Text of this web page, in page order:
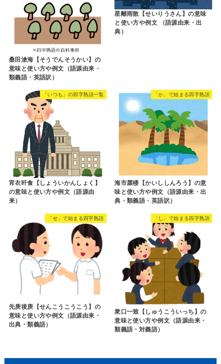
桑田滄海【そうでんそうかい】の
意味と使い方や例文（語源由来・
類義語・英語訳）
星離雨散【せいりうさん】の意味
と使い方や例文 （語源由来・出
典）
「いつも」の四字熟語一覧
宵衣旰食【しょういかんしょく】
の意味と使い方や例文（語源由
来）
「か」で始まる四字熟語
海市蜃楼【かいししんろう】の意
味と使い方や例文（語源由来・出
典・類義語・英語訳）
「せ」で始まる四字熟語
先庚後庚【せんこうこうこう】の
意味と使い方や例文（語源由来・
出典・類義語）
「し」で始まる四字熟語
衆口一致【しゅうこういっち】の
意味と使い方や例文（語源由来・
類義語・対義語）